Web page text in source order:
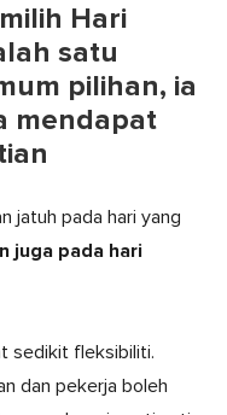
Hari
satu
pilihan, ia
mendapat
jatuh pada hari yang
juga pada hari
sedikit fleksibiliti.
dan pekerja boleh